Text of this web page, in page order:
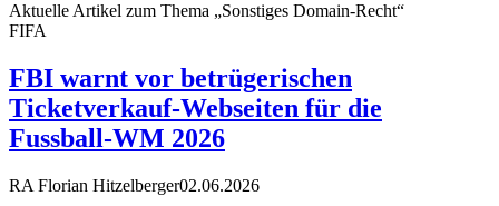
Aktuelle Artikel zum Thema „Sonstiges Domain-Recht“
FIFA
FBI warnt vor betrügerischen
Ticketverkauf-Webseiten für die
Fussball-WM 2026
RA Florian Hitzelberger02.06.2026